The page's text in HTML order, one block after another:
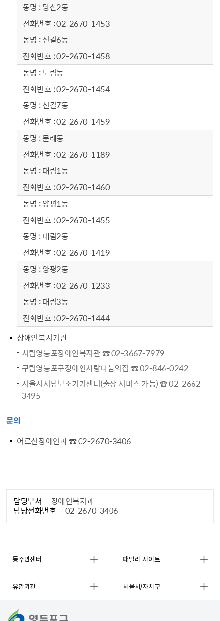
당산2동
02-2670-1453
신길6동
02-2670-1458
도림동
02-2670-1454
신길7동
02-2670-1459
문래동
02-2670-1189
대림1동
02-2670-1460
양평1동
02-2670-1455
대림2동
02-2670-1419
양평2동
02-2670-1233
대림3동
02-2670-1444
장애인복지기관
시립영등포장애인복지관 ☎ 02-3667-7979
구립영등포구장애인사랑나눔의집 ☎ 02-846-0242
서울시서남보조기기센터(출장 서비스 가능) ☎ 02-2662-
3495
문의
어르신장애인과 ☎ 02-2670-3406
담당부서 장애인복지과
담당전화번호 02-2670-3406
동주민센터 패밀리 사이트
유관기관 서울시/자치구